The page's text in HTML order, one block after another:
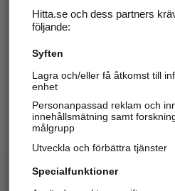
Hitta.se - Gratis
Sök företag, personer och
Hitta telefonnummer,
Hitta.se och dess partners
följande:
Syften
Lagra och/eller få åtkomst till
enhet
Personanpassad reklam och
innehållsmätning samt
målgrupp
Utveckla och förbättra tjänster
Specialfunktioner